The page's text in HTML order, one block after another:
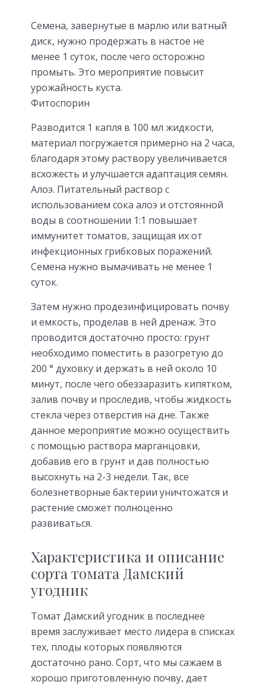
Семена, завернутые в марлю или ватный
диск, нужно продержать в настое не
менее 1 суток, после чего осторожно
промыть. Это мероприятие повысит
урожайность куста.
Фитоспорин
Разводится 1 капля в 100 мл жидкости,
материал погружается примерно на 2 часа,
благодаря этому раствору увеличивается
всхожесть и улучшается адаптация семян.
Алоэ. Питательный раствор с
использованием сока алоэ и отстоянной
воды в соотношении 1:1 повышает
иммунитет томатов, защищая их от
инфекционных грибковых поражений.
Семена нужно вымачивать не менее 1
суток.
Затем нужно продезинфицировать почву
и емкость, проделав в ней дренаж. Это
проводится достаточно просто: грунт
необходимо поместить в разогретую до
200 ° духовку и держать в ней около 10
минут, после чего обеззаразить кипятком,
залив почву и проследив, чтобы жидкость
стекла через отверстия на дне. Также
данное мероприятие можно осуществить
с помощью раствора марганцовки,
добавив его в грунт и дав полностью
высохнуть на 2-3 недели. Так, все
болезнетворные бактерии уничтожатся и
растение сможет полноценно
развиваться.
Характеристика и описание
сорта томата Дамский
угодник
Томат Дамский угодник в последнее
время заслуживает место лидера в списках
тех, плоды которых появляются
достаточно рано. Сорт, что мы сажаем в
хорошо приготовленную почву, дает